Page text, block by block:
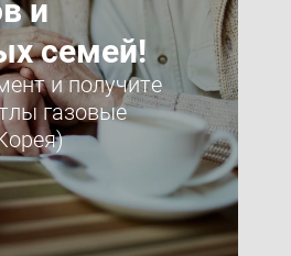
и
семей!
и получите
газовые